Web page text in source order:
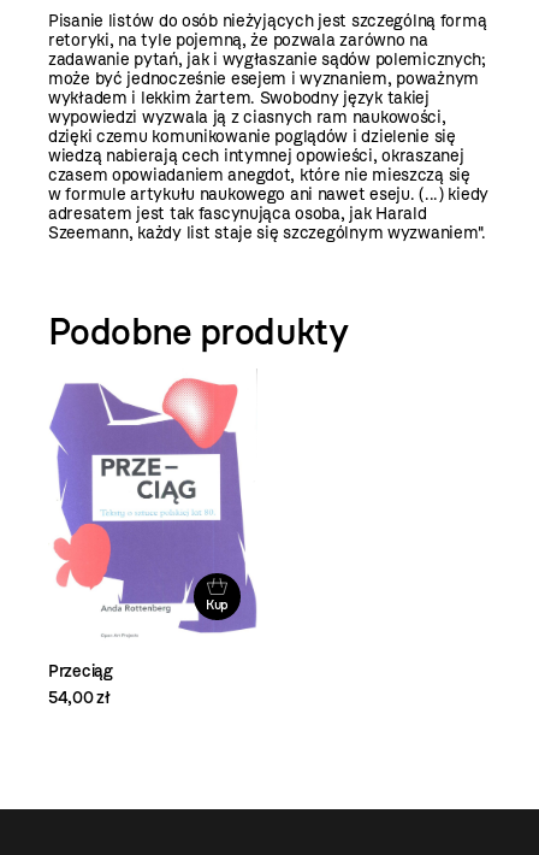
Pisanie listów do osób nieżyjących jest szczególną formą
retoryki, na tyle pojemną, że pozwala zarówno na
zadawanie pytań, jak i wygłaszanie sądów polemicznych;
może być jednocześnie esejem i wyznaniem, poważnym
wykładem i lekkim żartem. Swobodny język takiej
wypowiedzi wyzwala ją z ciasnych ram naukowości,
dzięki czemu komunikowanie poglądów i dzielenie się
wiedzą nabierają cech intymnej opowieści, okraszanej
czasem opowiadaniem anegdot, które nie mieszczą się
w formule artykułu naukowego ani nawet eseju. (...) kiedy
adresatem jest tak fascynująca osoba, jak Harald
Szeemann, każdy list staje się szczególnym wyzwaniem".
Podobne produkty
Kup
Przeciąg
54,00 zł